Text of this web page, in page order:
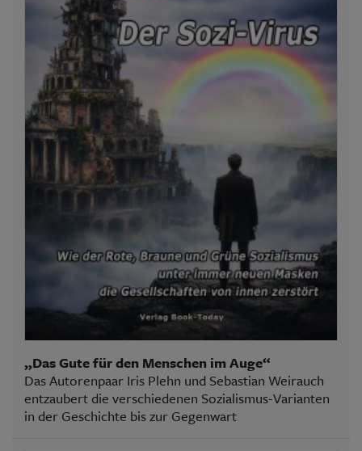
„Das Gute für den Menschen im Auge“
Das Autorenpaar Iris Plehn und Sebastian Weirauch
entzaubert die verschiedenen Sozialismus-Varianten
in der Geschichte bis zur Gegenwart